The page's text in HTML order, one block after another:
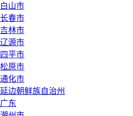
白山市
长春市
吉林市
辽源市
四平市
松原市
通化市
延边朝鲜族自治州
广东